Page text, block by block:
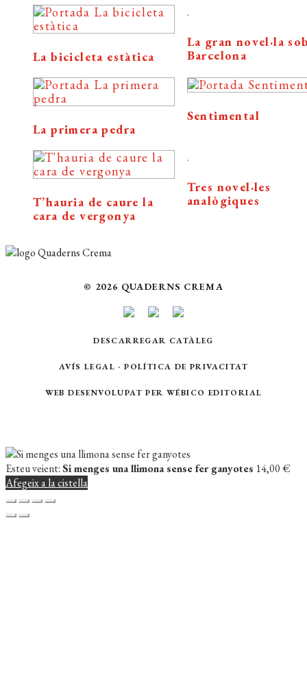
La bicicleta estàtica
La gran novel·la
Barcelona
La primera pedra
Sentimental
T’hauria de caure la
cara de vergonya
Tres novel·les
analògiques
© 2026 QUADERNS CREMA
DESCARREGAR CATÀLEG
AVÍS LEGAL ·POLÍTICA DE PRIVACITAT
WEB DESENVOLUPAT PER WÉBICO EDITORIAL
Esteu veient:Si menges una llimona sense fer ganyotes 14,00€
Afegeix a la cistella